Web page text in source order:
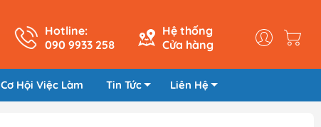
Hotline:
090 9933 258
Hệ thống
Cửa hàng
Cơ Hội Việc Làm Tin Tức Liên Hệ